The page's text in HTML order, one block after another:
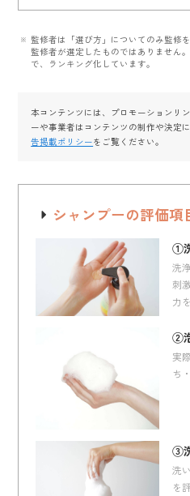
監修者は「選び方」についてのみ監修
監修者が選定したものではありません
で、ランキング化しています。
本コンテンツには、プロモーションリ
ーや事業者はコンテンツの制作や決定
告掲載ポリシーをご覧ください。
シャンプーの評価項
①
洗
刺
力
②
実
ち
③
洗
を